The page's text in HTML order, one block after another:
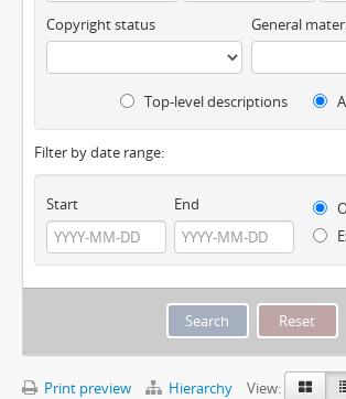
Copyright status General
Top-level descriptions
Filter by date range:
Start End
Print preview Hierarchy
View: